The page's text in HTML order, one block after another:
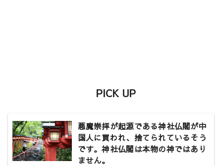
PICK UP
悪魔崇拝が起源である神社仏閣が中
国人に買われ、捨てられているそう
です。神社仏閣は本物の神ではあり
ません。